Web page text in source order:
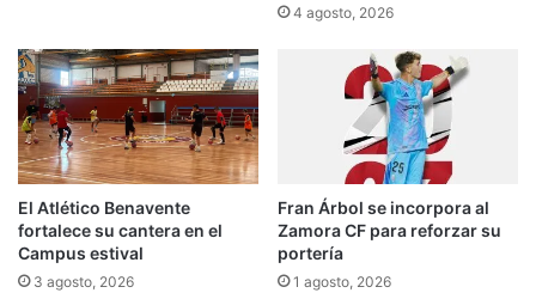
4 agosto, 2026
El Atlético Benavente
fortalece su cantera en el
Campus estival
3 agosto, 2026
Fran Árbol se incorpora al
Zamora CF para reforzar su
portería
1 agosto, 2026